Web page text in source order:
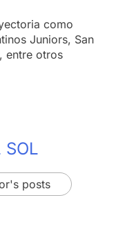
como
Juniors, San
entre otros
SOL
posts